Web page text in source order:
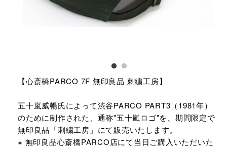
【心斎橋PARCO 7F 無印良品 刺繍工房】
五十嵐威暢氏によって渋谷PARCO PART3（1981年）
のために制作された、通称"五十嵐ロゴ"を、期間限定で
無印良品「刺繍工房」にて販売いたします。
※ 無印良品心斎橋PARCO店にて当日ご購入いただいた